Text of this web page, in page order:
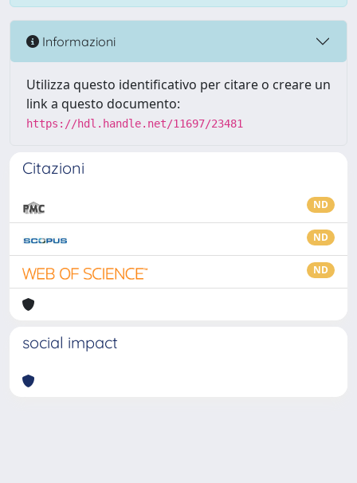
Informazioni
Utilizza questo identificativo per citare o creare un
link a questo documento:
https://hdl.handle.net/11697/23481
Citazioni
ND
ND
ND
social impact